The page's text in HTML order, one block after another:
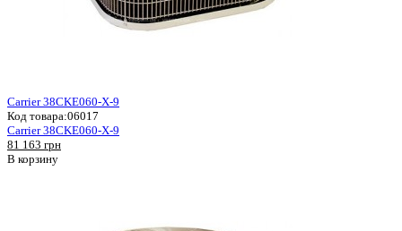
Carrier 38CKE060-X-9
Код товара:06017
Carrier 38CKE060-X-9
81 163 грн
В корзину